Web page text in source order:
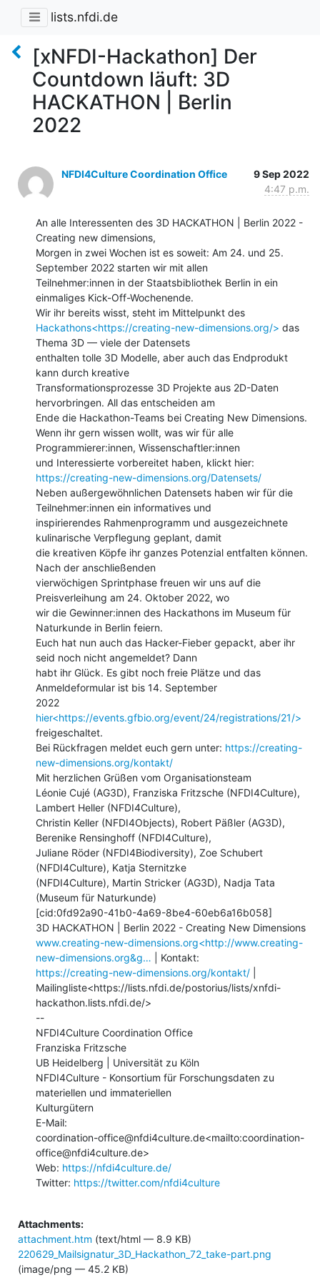
lists.nfdi.de
[xNFDI-Hackathon] Der
Countdown läuft: 3D
HACKATHON | Berlin
2022
NFDI4Culture Coordination Office
9 Sep 2022
4:47 p.m.
An alle Interessenten des 3D HACKATHON | Berlin 2022 -
Creating new dimensions,
Morgen in zwei Wochen ist es soweit: Am 24. und 25.
September 2022 starten wir mit allen
Teilnehmer:innen in der Staatsbibliothek Berlin in ein
einmaliges Kick-Off-Wochenende.
Hackathons<https://creating-new-dimensions.org/> das
Thema 3D — viele der Datensets
enthalten tolle 3D Modelle, aber auch das Endprodukt
kann durch kreative
Transformationsprozesse 3D Projekte aus 2D-Daten
hervorbringen. All das entscheiden am
Ende die Hackathon-Teams bei Creating New Dimensions.
Wenn ihr gern wissen wollt, was wir für alle
Programmierer:innen, Wissenschaftler:innen
https://creating-new-dimensions.org/Datensets/
Neben außergewöhnlichen Datensets haben wir für die
Teilnehmer:innen ein informatives und
inspirierendes Rahmenprogramm und ausgezeichnete
kulinarische Verpflegung geplant, damit
die kreativen Köpfe ihr ganzes Potenzial entfalten können.
Nach der anschließenden
vierwöchigen Sprintphase freuen wir uns auf die
Preisverleihung am 24. Oktober 2022, wo
wir die Gewinner:innen des Hackathons im Museum für
Naturkunde in Berlin feiern.
Euch hat nun auch das Hacker-Fieber gepackt, aber ihr
seid noch nicht angemeldet? Dann
habt ihr Glück. Es gibt noch freie Plätze und das
Anmeldeformular ist bis 14. September
hier<https://events.gfbio.org/event/24/registrations/21/>
freigeschaltet.
Bei Rückfragen meldet euch gern unter: https://creating-
new-dimensions.org/kontakt/
Mit herzlichen Grüßen vom Organisationsteam
Léonie Cujé (AG3D), Franziska Fritzsche (NFDI4Culture),
Lambert Heller (NFDI4Culture),
Christin Keller (NFDI4Objects), Robert Päßler (AG3D),
Berenike Rensinghoff (NFDI4Culture),
Juliane Röder (NFDI4Biodiversity), Zoe Schubert
(NFDI4Culture), Katja Sternitzke
(NFDI4Culture), Martin Stricker (AG3D), Nadja Tata
(Museum für Naturkunde)
[cid:0fd92a90-41b0-4a69-8be4-60eb6a16b058]
www.creating-new-dimensions.org<http://www.creating-
new-dimensions.org&g…
https://creating-new-dimensions.org/kontakt/
Mailingliste<https://lists.nfdi.de/postorius/lists/xnfdi-
hackathon.lists.nfdi.de/>
--
NFDI4Culture Coordination Office
Franziska Fritzsche
UB Heidelberg | Universität zu Köln
NFDI4Culture - Konsortium für Forschungsdaten zu
materiellen und immateriellen
Kulturgütern
E-Mail:
coordination-office@nfdi4culture.de<mailto:coordination-
office@nfdi4culture.de>
Web: https://nfdi4culture.de/
Twitter: https://twitter.com/nfdi4culture
Attachments:
attachment.htm (text/html — 8.9 KB)
220629_Mailsignatur_3D_Hackathon_72_take-part.png
(image/png — 45.2 KB)